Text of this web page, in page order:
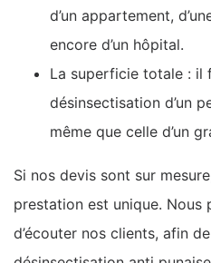
d’un appartement,
encore d’un hôpital.
La superficie totale : il
désinsectisation d’un
même que celle d’un
Si nos devis sont sur
prestation est unique. Nous
d’écouter nos clients, afin